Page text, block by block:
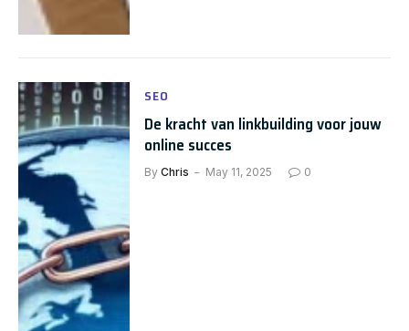
SEO
De kracht van linkbuilding voor jouw
online succes
By Chris May 11, 2025 0